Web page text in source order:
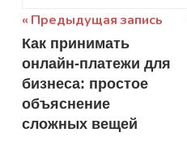
Навигация
по
записям
Предыдущая запись
Как принимать
онлайн-платежи для
бизнеса: простое
объяснение
сложных вещей